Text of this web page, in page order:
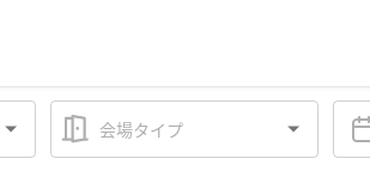
会場タイプ